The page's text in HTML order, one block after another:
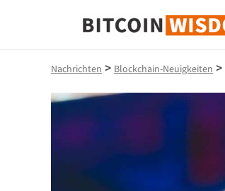
Bitcoin-Weisheit
Nachrichten > Blockchain-Neuigkeiten >